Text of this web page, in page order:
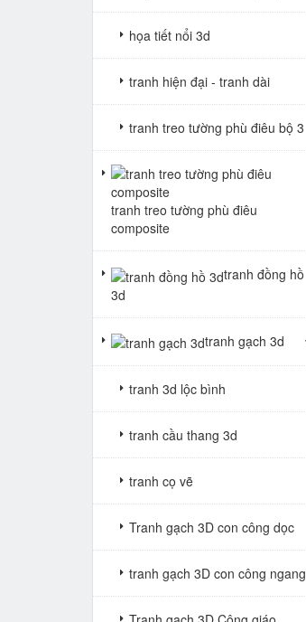
Giá: Liên hệ
họa tiết nổi 3d
tranh hiện đại - tranh dài
tranh treo tường phù điêu bộ 3
tranh treo tường phù điêu
composite
tranh đồng hồ
3d
tranh gạch 3d
tranh 3d lộc bình
tranh cầu thang 3d
tranh cọ vẽ
Tranh gạch 3D con công dọc
tranh gạch 3D con công ngang